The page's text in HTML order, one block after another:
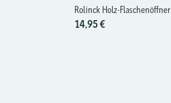
Rolinck Holz-Flaschenöffner
14,95 €